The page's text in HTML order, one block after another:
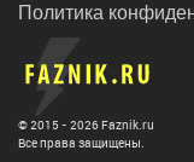
Политика
© 2015 - 2026 Faznik.ru
Все права защищены.